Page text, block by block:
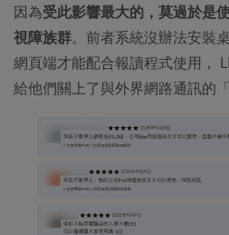
因為受此影響最大的，莫過於是
視障族群。前者系統沒辦法安裝
網頁端才能配合報讀程式使用，
給他們關上了與外界網路通訊的